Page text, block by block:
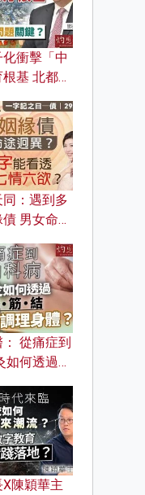
衝擊「中
基 北都如
：遇到多
男女命途
？
從痛症到
如何透過解
陳穎華主